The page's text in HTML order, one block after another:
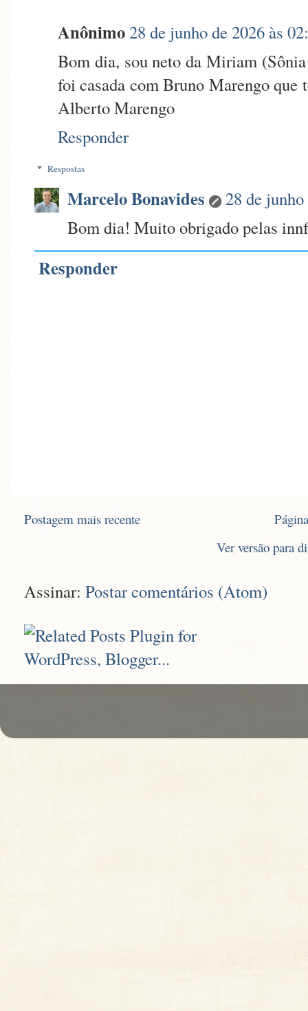
Anônimo28 de junho de 2026 às
Bom dia, sou neto da Miriam
foi casada com Bruno Marengo
Alberto Marengo
Responder
Respostas
Marcelo Bonavides
28 de
Bom dia! Muito obrigado pelas
Responder
Postagem mais recente
Ver versão para
Assinar: Postar comentários (Atom)